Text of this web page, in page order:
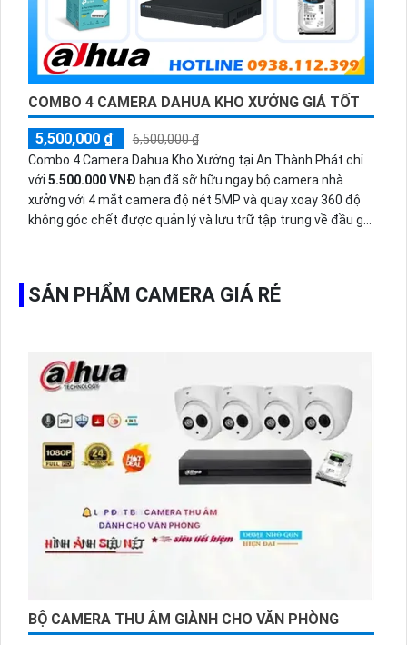
COMBO 4 CAMERA DAHUA KHO XƯỞNG GIÁ TỐT
5,500,000 ₫
6,500,000 ₫
Combo 4 Camera Dahua Kho Xưởng tại An Thành Phát chỉ
với 5.500.000 VNĐ bạn đã sỡ hữu ngay bộ camera nhà
xưởng với 4 mắt camera độ nét 5MP và quay xoay 360 độ
không góc chết được quản lý và lưu trữ tập trung về đầu ghi
SẢN PHẨM CAMERA GIÁ RẺ
BỘ CAMERA THU ÂM GIÀNH CHO VĂN PHÒNG